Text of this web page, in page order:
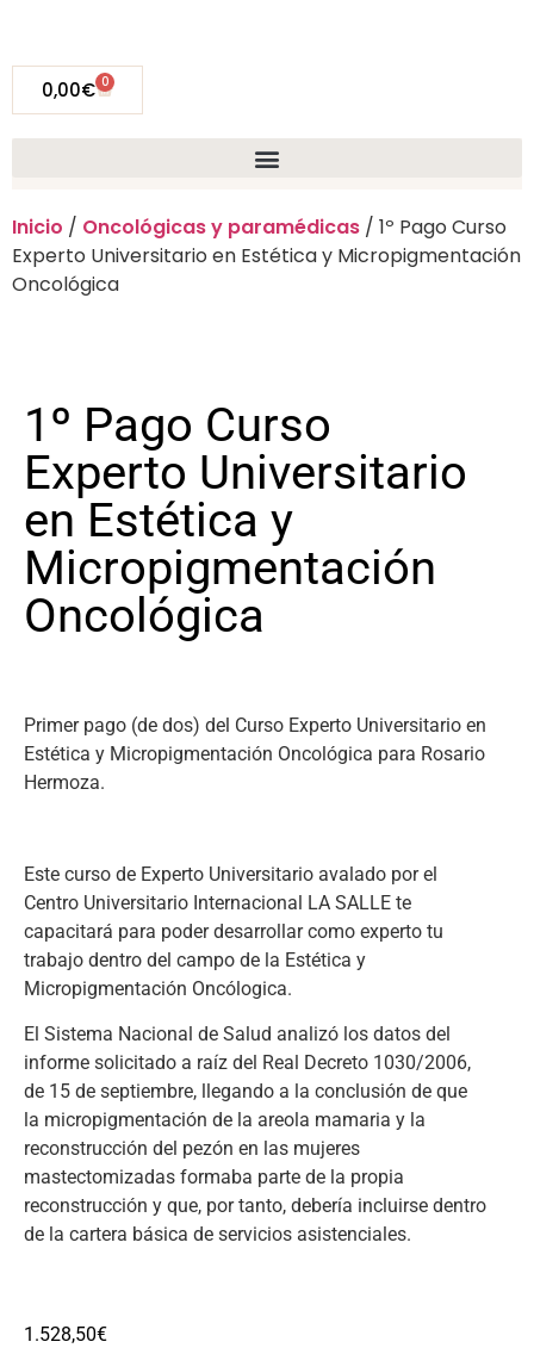
0,00€ 0
Inicio / Oncológicas y paramédicas / 1º Pago Curso
Experto Universitario en Estética y Micropigmentación
Oncológica
1º Pago Curso
Experto Universitario
en Estética y
Micropigmentación
Oncológica
Primer pago (de dos) del Curso Experto Universitario en
Estética y Micropigmentación Oncológica para Rosario
Hermoza.
Este curso de Experto Universitario avalado por el
Centro Universitario Internacional LA SALLE te
capacitará para poder desarrollar como experto tu
trabajo dentro del campo de la Estética y
Micropigmentación Oncólogica.
El Sistema Nacional de Salud analizó los datos del
informe solicitado a raíz del Real Decreto 1030/2006,
de 15 de septiembre, llegando a la conclusión de que
la micropigmentación de la areola mamaria y la
reconstrucción del pezón en las mujeres
mastectomizadas formaba parte de la propia
reconstrucción y que, por tanto, debería incluirse dentro
de la cartera básica de servicios asistenciales.
1.528,50€